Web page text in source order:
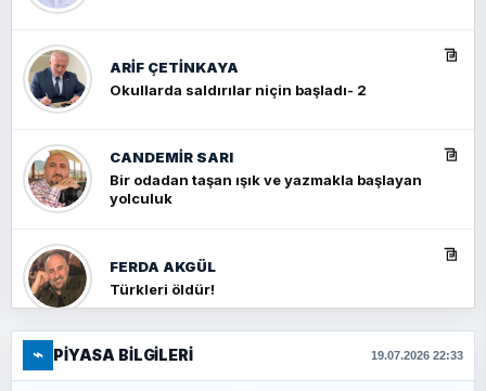
ARIF ÇETİNKAYA
Okullarda saldırılar niçin başladı- 2
CANDEMIR SARI
Bir odadan taşan ışık ve yazmakla başlayan
yolculuk
FERDA AKGÜL
Türkleri öldür!
FERHAT BÜYÜKKALKAN
Ankara Zirvesi: NATO Toplantısı mı, Yeni
⌁ PIYASA BILGILERI 19.07.2026 22:33